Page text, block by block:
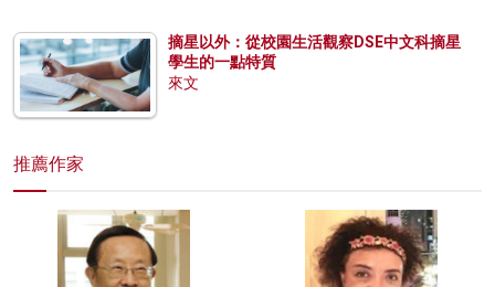
摘星以外：從校園生活觀察DSE中文科摘星
學生的一點特質
來文
推薦作家